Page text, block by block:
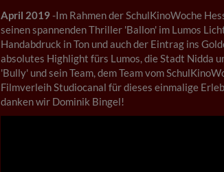
April 2019-Im Rahmen der SchulKinoWoche
seinen spannenden Thriller 'Ballon' im Lumos
Handabdruck in Ton und auch der Eintrag ins
absolutes Highlight fürs Lumos, die Stadt Nidda
'Bully' und sein Team, dem Team vom
Filmverleih Studiocanal für dieses einmalige
danken wir Dominik Bingel!